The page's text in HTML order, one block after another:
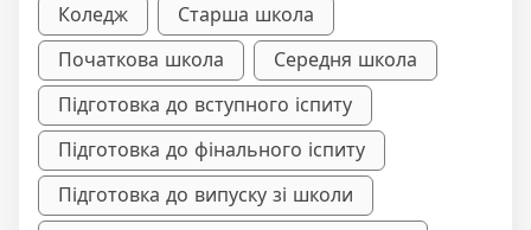
Коледж Старша школа
Початкова школа Середня школа
Підготовка до вступного іспиту
Підготовка до фінального іспиту
Підготовка до випуску зі школи